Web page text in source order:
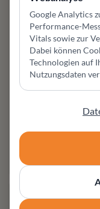
Stauraum,
Funktion mit
Gut
passt zu
Persönliche
hilft bei
Möbel
individuelle
Google Analytics
Performance-
Vitals sowie zur
Dabei können
Technologien auf
Nutzungsdaten